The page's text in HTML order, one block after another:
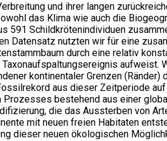
und ihrer langen
das Klima wie auch die
Schildkrötenindividuen
Datensatz nutzten wir für eine
durch eine relativ
kontinentaler Grenzen
aus dieser Zeitperiode
bestehend aus einer
die das Aussterben von
mit neuen freien Habitaten
dieser neuen ökologischen